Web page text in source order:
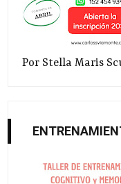
Por Stella Maris